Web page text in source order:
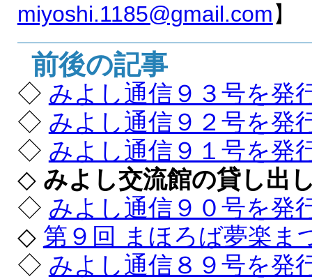
miyoshi.1185@gmail.com】
前後の記事
◇ みよし通信９３号を発
◇ みよし通信９２号を発
◇ みよし通信９１号を発
◇ みよし交流館の貸し出
◇ みよし通信９０号を発
◇ 第９回 まほろば夢楽ま
◇ みよし通信８９号を発